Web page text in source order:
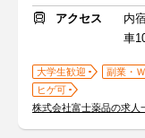
アクセス
内
車
大学生歓迎 副業・
ヒゲ可
株式会社富士薬品の求人